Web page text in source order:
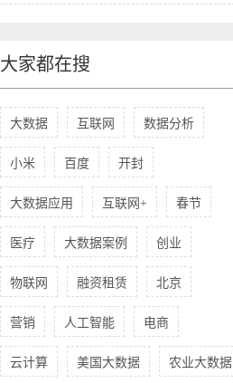
大家都在搜
大数据 互联网 数据分析
小米 百度 开封
大数据应用 互联网+ 春节
医疗 大数据案例 创业
物联网 融资租赁 北京
营销 人工智能 电商
云计算 美国大数据 农业大数据